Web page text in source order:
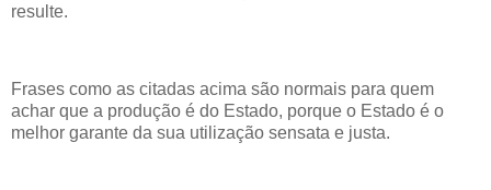
resulte.
Frases como as citadas acima são normais para quem
achar que a produção é do Estado, porque o Estado é o
melhor garante da sua utilização sensata e justa.